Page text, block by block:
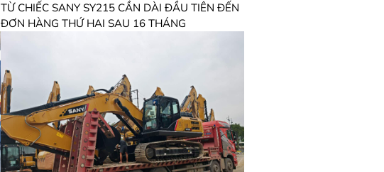
TỪ CHIẾC SANY SY215 CẦN DÀI ĐẦU TIÊN ĐẾN
ĐƠN HÀNG THỨ HAI SAU 16 THÁNG